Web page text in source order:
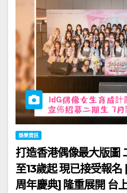
娛樂資訊
打造香港偶像最大版圖
至13歲起 現已接受報
周年慶典] 隆重展開 台